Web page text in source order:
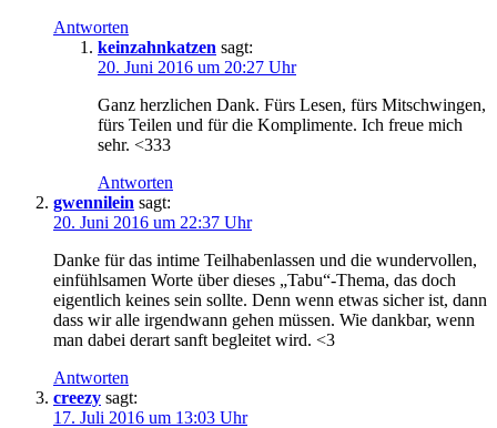
Antworten
keinzahnkatzen sagt:
20. Juni 2016 um 20:27 Uhr
Ganz herzlichen Dank. Fürs Lesen, fürs Mitschwingen,
fürs Teilen und für die Komplimente. Ich freue mich
sehr. <333
Antworten
gwennilein sagt:
20. Juni 2016 um 22:37 Uhr
Danke für das intime Teilhabenlassen und die wundervollen,
einfühlsamen Worte über dieses „Tabu“-Thema, das doch
eigentlich keines sein sollte. Denn wenn etwas sicher ist, dann
dass wir alle irgendwann gehen müssen. Wie dankbar, wenn
man dabei derart sanft begleitet wird. <3
Antworten
creezy sagt:
17. Juli 2016 um 13:03 Uhr